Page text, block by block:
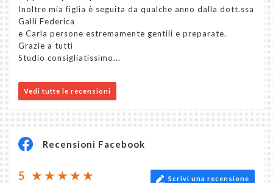
Inoltre mia figlia è seguita da qualche anno dalla dott.ssa
Galli Federica
e Carla persone estremamente gentili e preparate.
Grazie a tutti
Studio consigliatissimo...
Vedi tutte le recensioni
Recensioni Facebook
5 Scrivi una recensione